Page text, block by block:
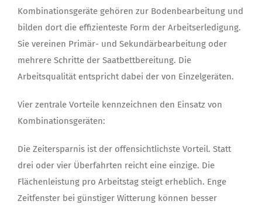
Kombinationsgeräte gehören zur Bodenbearbeitung und
bilden dort die effizienteste Form der Arbeitserledigung.
Sie vereinen Primär- und Sekundärbearbeitung oder
mehrere Schritte der Saatbettbereitung. Die
Arbeitsqualität entspricht dabei der von Einzelgeräten.
Vier zentrale Vorteile kennzeichnen den Einsatz von
Kombinationsgeräten:
Die Zeitersparnis ist der offensichtlichste Vorteil. Statt
drei oder vier Überfahrten reicht eine einzige. Die
Flächenleistung pro Arbeitstag steigt erheblich. Enge
Zeitfenster bei günstiger Witterung können besser